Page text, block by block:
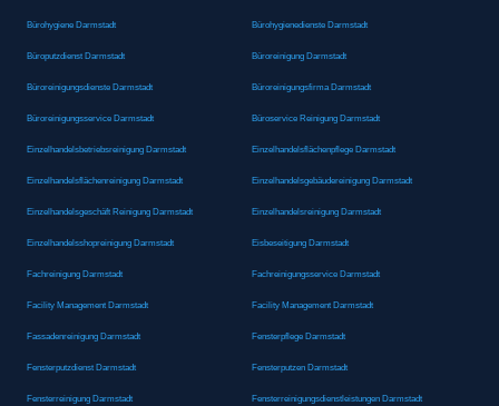
Bürohygiene Darmstadt Bürohygienedienste Darmstadt
Büroputzdienst Darmstadt Büroreinigung Darmstadt
Büroreinigungsdienste Darmstadt Büroreinigungsfirma Darmstadt
Büroreinigungsservice Darmstadt Büroservice Reinigung Darmstadt
Einzelhandelsbetriebsreinigung Darmstadt Einzelhandelsflächenpflege Darmstadt
Einzelhandelsflächenreinigung Darmstadt Einzelhandelsgebäudereinigung Darmstadt
Einzelhandelsgeschäft Reinigung Darmstadt Einzelhandelsreinigung Darmstadt
Einzelhandelsshopreinigung Darmstadt Eisbeseitigung Darmstadt
Fachreinigung Darmstadt Fachreinigungsservice Darmstadt
Facility Management Darmstadt Facility Management Darmstadt
Fassadenreinigung Darmstadt Fensterpflege Darmstadt
Fensterputzdienst Darmstadt Fensterputzen Darmstadt
Fensterreinigung Darmstadt Fensterreinigungsdienstleistungen Darmstadt